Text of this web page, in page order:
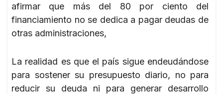
afirmar que más del 80 por ciento del
financiamiento no se dedica a pagar deudas de
otras administraciones,
La realidad es que el país sigue endeudándose
para sostener su presupuesto diario, no para
reducir su deuda ni para generar desarrollo